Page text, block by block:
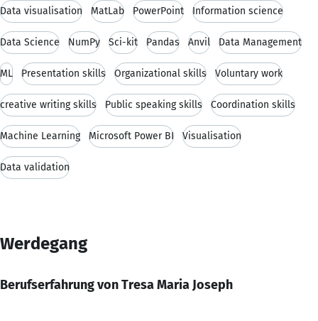
Data visualisation MatLab PowerPoint Information science
Data Science NumPy Sci-kit Pandas Anvil Data Management
ML Presentation skills Organizational skills Voluntary work
creative writing skills Public speaking skills Coordination skills
Machine Learning Microsoft Power BI Visualisation
Data validation
Werdegang
Berufserfahrung von Tresa Maria Joseph